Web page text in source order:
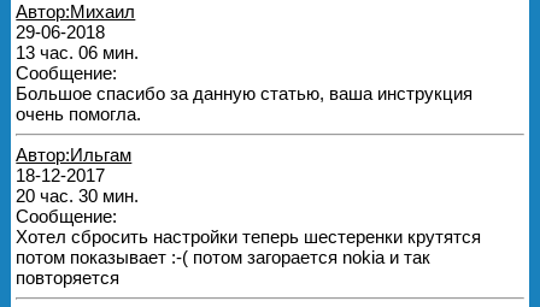
Автор:Михаил
29-06-2018
13 час. 06 мин.
Сообщение:
Большое спасибо за данную статью, ваша инструкция
очень помогла.
Автор:Ильгам
18-12-2017
20 час. 30 мин.
Сообщение:
Хотел сбросить настройки теперь шестеренки крутятся
потом показывает :-( потом загорается nokia и так
повторяется